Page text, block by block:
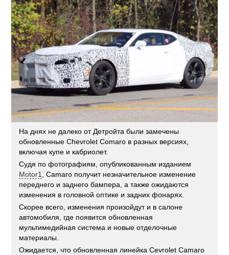
На днях не далеко от Детройта были замечены
обновленные Chevrolet Comaro в разных версиях,
включая купе и кабриолет.
Судя по фотографиям, опубликованным изданием
Motor1
, Camaro получит незначительное изменение
переднего и заднего бампера, а также ожидаются
изменения в головной оптике и задних фонарях.
Скорее всего, изменения произойдут и в салоне
автомобиля, где появится обновленная
мультимедийная система и новые отделочные
материалы.
Ожидается, что обновленная линейка Cevrolet Camaro